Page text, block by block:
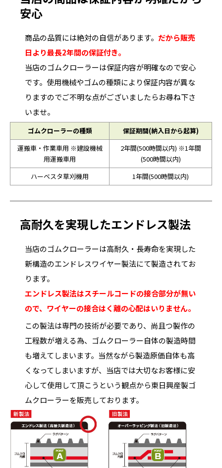
安心
商品の品質には絶対の自信があります。 だから販売
日より最長2年間の保証付き。
当店のゴムクローラーは保証内容が明確なので安心
です。使用機械やゴムの種類により保証内容が異な
りますのでご不明な点がございましたらお尋ね下さ
いませ。
ゴムクローラーの種類
保証期間(納入日から起算)
運搬車・作業車用 ※建設機械
用運搬車用
2年間(500時間以内) ※1年間
(500時間以内)
ハーベスタ草刈機用
1年間(500時間以内)
高耐久を実現したエンドレス製法
当店のゴムクローラーは高耐久・長寿命を実現した
新構造のエンドレスワイヤー製法にて製造されてお
ります。
エンドレス製法はスチールコードの接合部分が無い
ので、ワイヤーの接合はく離の心配はいりません。
この製法は専門の技術が必要であり、尚且つ製作の
工程数が増える為、ゴムクローラー自体の製造時間
も増えてしまいます。当然ながら製造原価自体も高
くなってしまいますが、当店では大切なお客様に安
心して使用して頂こうという観点から東日興産製ゴ
ムクローラーを販売しております。